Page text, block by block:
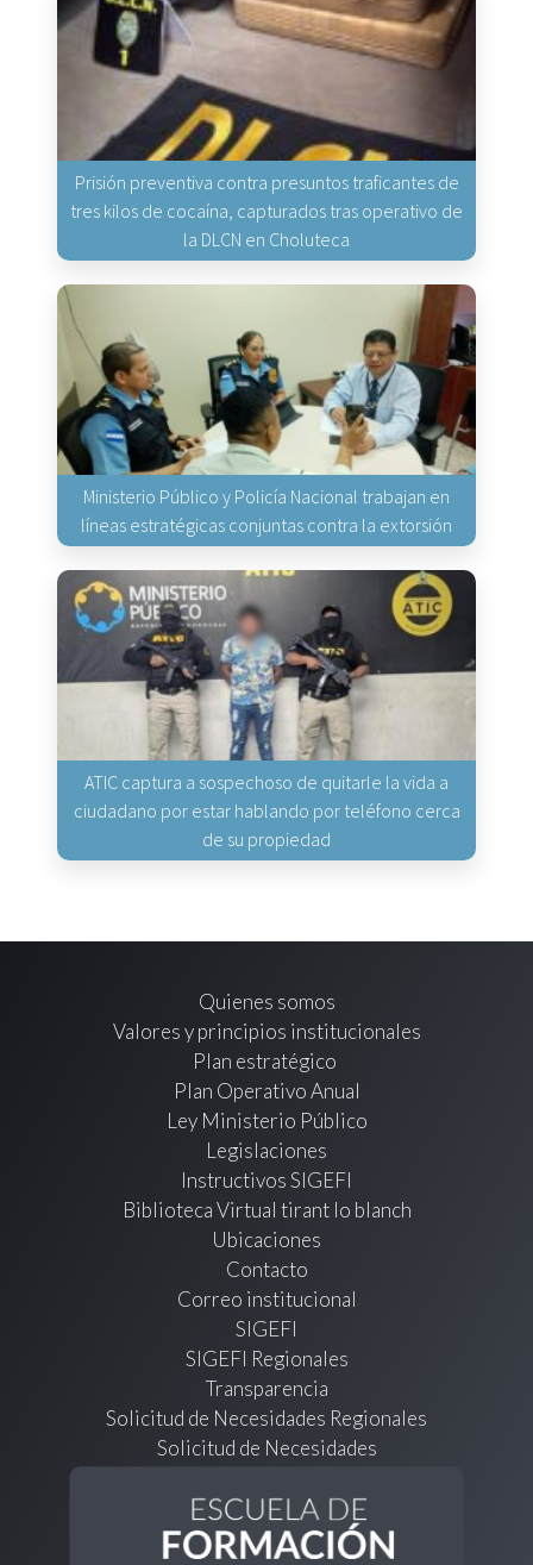
Prisión preventiva contra presuntos traficantes de
tres kilos de cocaína, capturados tras operativo de
la DLCN en Choluteca
Ministerio Público y Policía Nacional trabajan en
líneas estratégicas conjuntas contra la extorsión
ATIC captura a sospechoso de quitarle la vida a
ciudadano por estar hablando por teléfono cerca
de su propiedad
Quienes somos
Valores y principios institucionales
Plan estratégico
Plan Operativo Anual
Ley Ministerio Público
Legislaciones
Instructivos SIGEFI
Biblioteca Virtual tirant lo blanch
Ubicaciones
Contacto
Correo institucional
SIGEFI
SIGEFI Regionales
Transparencia
Solicitud de Necesidades Regionales
Solicitud de Necesidades